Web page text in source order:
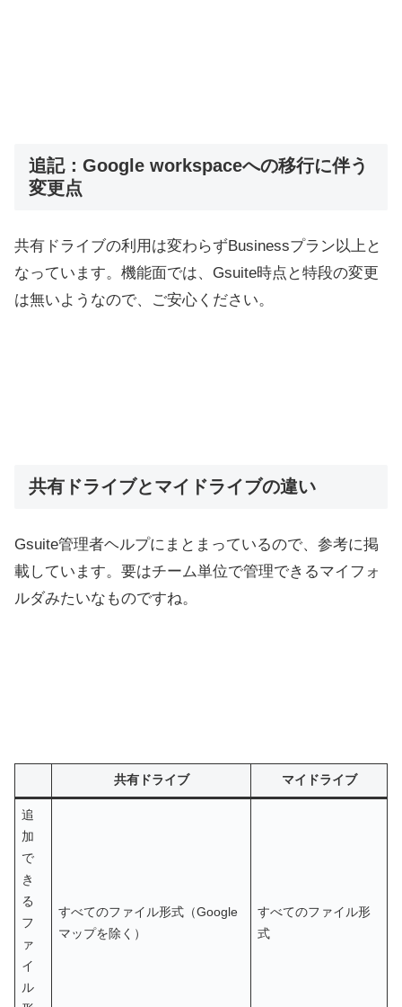
追記：Google workspaceへの移行に伴う
変更点
共有ドライブの利用は変わらずBusinessプラン以上と
なっています。機能面では、Gsuite時点と特段の変更
は無いようなので、ご安心ください。
共有ドライブとマイドライブの違い
Gsuite管理者ヘルプにまとまっているので、参考に掲
載しています。要はチーム単位で管理できるマイフォ
ルダみたいなものですね。
共有ドライブ マイドライブ
追
加
で
き
る
フ
ァ
イ
ル
すべてのファイル形式（Google
マップを除く）
すべてのファイル形
式